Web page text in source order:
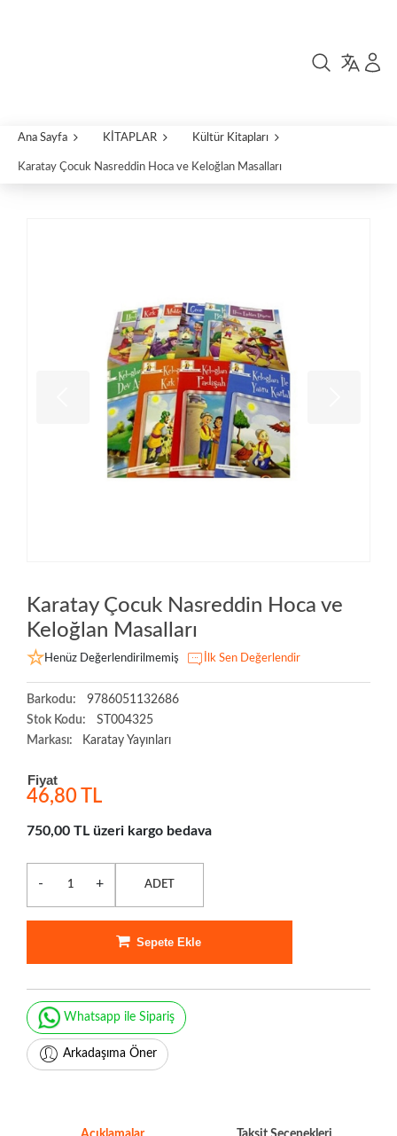
Ana Sayfa KİTAPLAR Kültür Kitapları
Karatay Çocuk Nasreddin Hoca ve Keloğlan Masalları
Karatay Çocuk Nasreddin Hoca ve
Keloğlan Masalları
Henüz Değerlendirilmemiş İlk Sen Değerlendir
Barkodu:
9786051132686
Stok Kodu:
ST004325
Markası:
Karatay Yayınları
Fiyat
46,80 TL
750,00 TL üzeri kargo bedava
- + ADET
Sepete Ekle
Whatsapp ile Sipariş
Arkadaşıma Öner